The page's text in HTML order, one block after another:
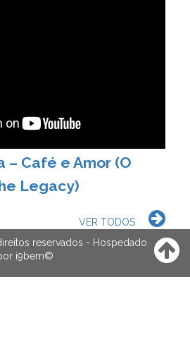
– Café e Amor (O
Legacy)
VER TODOS
reservados - Hospedado
i9bem©